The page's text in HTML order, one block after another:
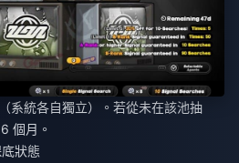
系統各自獨立）。若從未在該池抽
個月。
狀態